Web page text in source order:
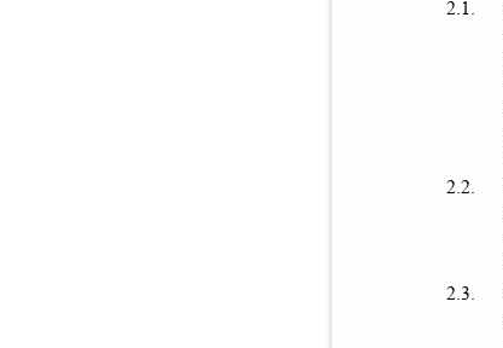
2.1.
2.2.
2.3.